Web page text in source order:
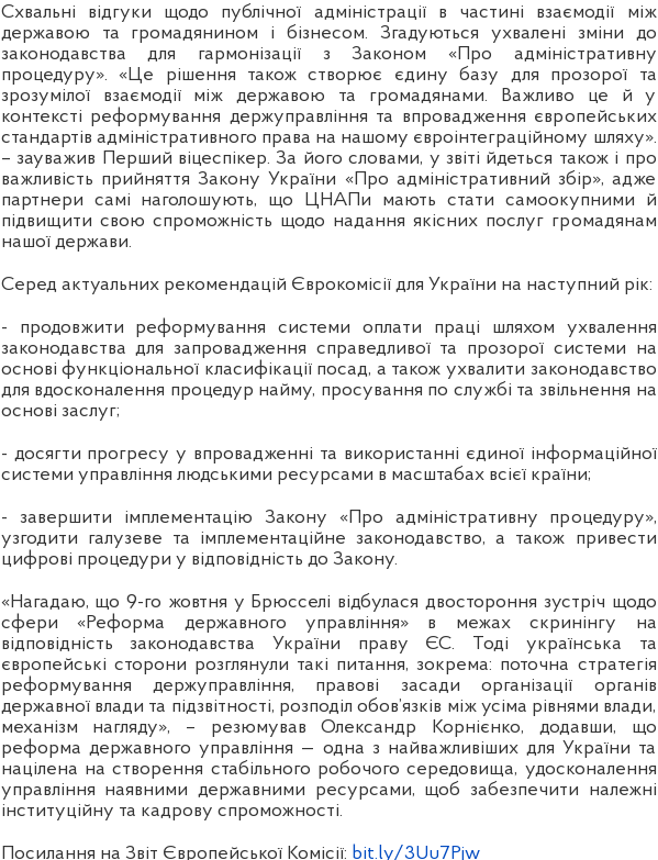
Схвальні відгуки щодо публічної адміністрації в частині взаємодії між
державою та громадянином і бізнесом. Згадуються ухвалені зміни до
законодавства для гармонізації з Законом «Про адміністративну
процедуру». «Це рішення також створює єдину базу для прозорої та
зрозумілої взаємодії між державою та громадянами. Важливо це й у
контексті реформування держуправління та впровадження європейських
стандартів адміністративного права на нашому євроінтеграційному шляху».
– зауважив Перший віцеспікер. За його словами, у звіті йдеться також і про
важливість прийняття Закону України «Про адміністративний збір», адже
партнери самі наголошують, що ЦНАПи мають стати самоокупними й
підвищити свою спроможність щодо надання якісних послуг громадянам
нашої держави.
Серед актуальних рекомендацій Єврокомісії для України на наступний рік:
- продовжити реформування системи оплати праці шляхом ухвалення
законодавства для запровадження справедливої та прозорої системи на
основі функціональної класифікації посад, а також ухвалити законодавство
для вдосконалення процедур найму, просування по службі та звільнення на
основі заслуг;
- досягти прогресу у впровадженні та використанні єдиної інформаційної
системи управління людськими ресурсами в масштабах всієї країни;
- завершити імплементацію Закону «Про адміністративну процедуру»,
узгодити галузеве та імплементаційне законодавство, а також привести
цифрові процедури у відповідність до Закону.
«Нагадаю, що 9-го жовтня у Брюсселі відбулася двостороння зустріч щодо
сфери «Реформа державного управління» в межах скринінгу на
відповідність законодавства України праву ЄС. Тоді українська та
європейські сторони розглянули такі питання, зокрема: поточна стратегія
реформування держуправління, правові засади організації органів
державної влади та підзвітності, розподіл обов’язків між усіма рівнями влади,
механізм нагляду», – резюмував Олександр Корнієнко, додавши, що
реформа державного управління — одна з найважливіших для України та
націлена на створення стабільного робочого середовища, удосконалення
управління наявними державними ресурсами, щоб забезпечити належні
інституційну та кадрову спроможності.
Посилання на Звіт Європейської Комісії: bit.ly/3Uu7Pjw